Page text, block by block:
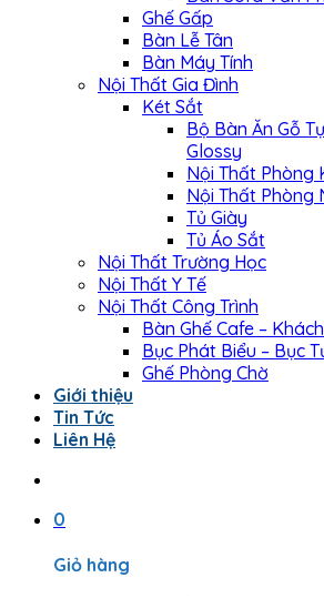
Ghế Gấp
Bàn Lễ Tân
Bàn Máy Tính
Nội Thất Gia Đình
Két Sắt
Bộ Bàn Ăn Gỗ
Glossy
Nội Thất Phòng
Nội Thất Phòng
Tủ Giày
Tủ Áo Sắt
Nội Thất Trường Học
Nội Thất Y Tế
Nội Thất Công Trình
Bàn Ghế Cafe –
Bục Phát Biểu – Bục
Ghế Phòng Chờ
Giới thiệu
Tin Tức
Liên Hệ
0
Giỏ hàng